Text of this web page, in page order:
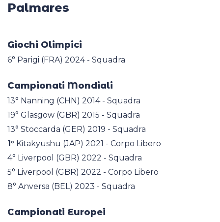
Palmares
Giochi Olimpici
6° Parigi (FRA) 2024 - Squadra
Campionati Mondiali
13° Nanning (CHN) 2014 - Squadra
19° Glasgow (GBR) 2015 - Squadra
13° Stoccarda (GER) 2019 - Squadra
1° Kitakyushu (JAP) 2021 - Corpo Libero
4° Liverpool (GBR) 2022 - Squadra
5° Liverpool (GBR) 2022 - Corpo Libero
8° Anversa (BEL) 2023 - Squadra
Campionati Europei